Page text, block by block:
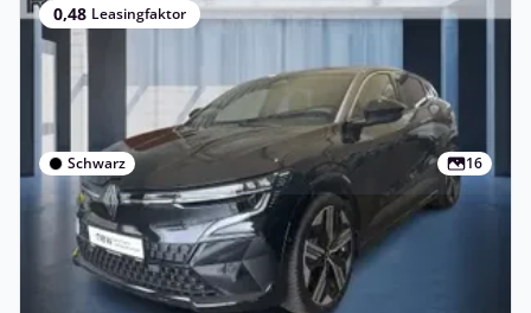
0,48 Leasingfaktor
Schwarz 16
Privat
Renault Megane E-TECH E-Tech 100%
Iconic 220 Comfort Range